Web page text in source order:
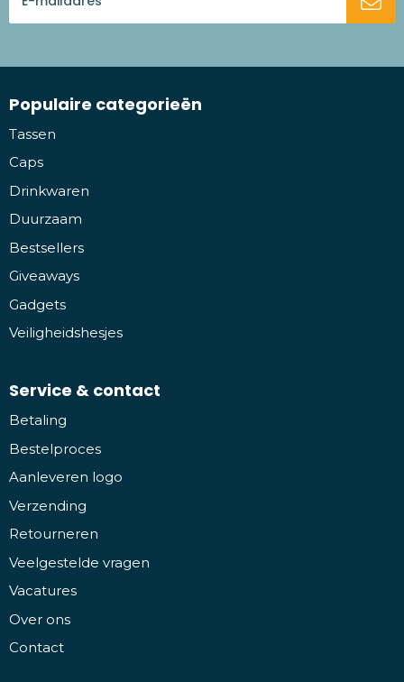
Populaire categorieën
Tassen
Caps
Drinkwaren
Duurzaam
Bestsellers
Giveaways
Gadgets
Veiligheidshesjes
Service & contact
Betaling
Bestelproces
Aanleveren logo
Verzending
Retourneren
Veelgestelde vragen
Vacatures
Over ons
Contact